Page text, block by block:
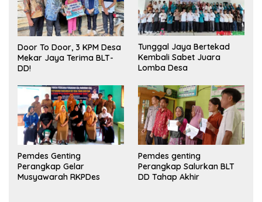
Door To Door, 3 KPM Desa
Mekar Jaya Terima BLT-
DD!
Tunggal Jaya Bertekad
Kembali Sabet Juara
Lomba Desa
Pemdes Genting
Perangkap Gelar
Musyawarah RKPDes
Pemdes genting
Perangkap Salurkan BLT
DD Tahap Akhir